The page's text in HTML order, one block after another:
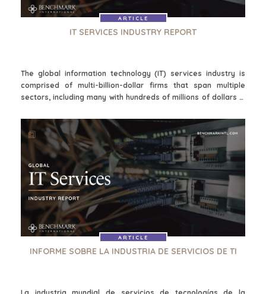
ARTICLE
IT SERVICES INDUSTRY REPORT
The global information technology (IT) services industry is
comprised of multi-billion-dollar firms that span multiple
sectors, including many with hundreds of millions of dollars in
firms that focus on niche markets and specific geographic
regions.
ARTICLE
INFORME SOBRE LA INDUSTRIA DE SERVICIOS DE TI
CONTACT
CAREERS
SELLERS
SELL A BUSINESS
GROW A
BUSINESS
M&A STRATEGIES
WHY
BENCHMARK?
EXPLORE STORIES
SELLER
RESOURCES
NEWS & BLOG
INDUSTRIES
AND
ENGINEERING
BUSINESS
PRODUCTS AND
SERVICES
CONSTRUCTION
CONSUMER,
FOOD, AND
ENERGY,
RESOURCES, AND